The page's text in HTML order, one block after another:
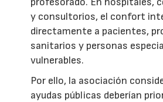
y consultorios, el confort
directamente a pacientes,
sanitarios y personas
vulnerables.
Por ello, la asociación
ayudas públicas deberían